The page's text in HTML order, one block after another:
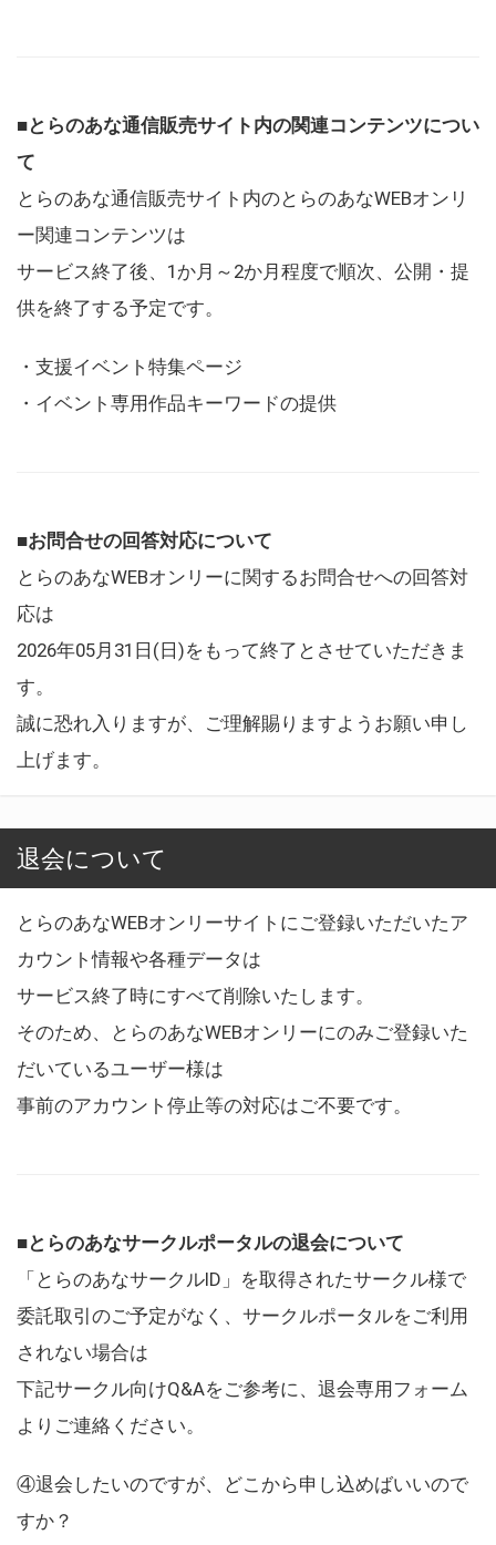
■とらのあな通信販売サイト内の関連コンテンツについ
て
とらのあな通信販売サイト内のとらのあなWEBオンリ
ー関連コンテンツは
サービス終了後、1か月～2か月程度で順次、公開・提
供を終了する予定です。
・支援イベント特集ページ
・イベント専用作品キーワードの提供
■お問合せの回答対応について
とらのあなWEBオンリーに関するお問合せへの回答対
応は
2026年05月31日(日)をもって終了とさせていただきま
す。
誠に恐れ入りますが、ご理解賜りますようお願い申し
上げます。
退会について
とらのあなWEBオンリーサイトにご登録いただいたア
カウント情報や各種データは
サービス終了時にすべて削除いたします。
そのため、とらのあなWEBオンリーにのみご登録いた
だいているユーザー様は
事前のアカウント停止等の対応はご不要です。
■とらのあなサークルポータルの退会について
「とらのあなサークルID」を取得されたサークル様で
委託取引のご予定がなく、サークルポータルをご利用
されない場合は
下記サークル向けQ&Aをご参考に、退会専用フォーム
よりご連絡ください。
④退会したいのですが、どこから申し込めばいいので
すか？